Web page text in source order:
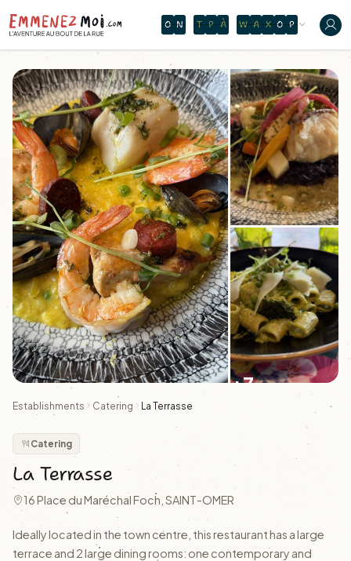
O N T H E W A T E R
+7
Establishments Catering La Terrasse
Catering
La Terrasse
16 Place du Maréchal Foch, SAINT-OMER
Ideally located in the town centre, this restaurant has a large
terrace and 2 large dining rooms: one contemporary and